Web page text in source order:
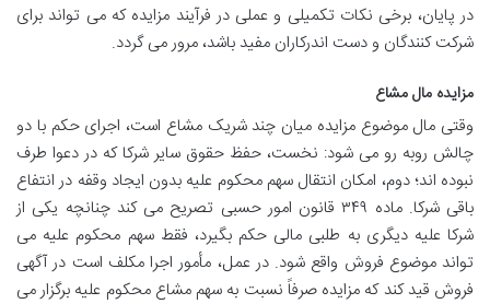
در پایان، برخی نکات تکمیلی و عملی در فرآیند مزایده که می تواند برای
شرکت کنندگان و دست اندرکاران مفید باشد، مرور می گردد.
مزایده مال مشاع
وقتی مال موضوع مزایده میان چند شریک مشاع است، اجرای حکم با دو
چالش روبه رو می شود: نخست، حفظ حقوق سایر شرکا که در دعوا طرف
نبوده اند؛ دوم، امکان انتقال سهم محکوم علیه بدون ایجاد وقفه در انتفاع
باقی شرکا. ماده ۳۴۹ قانون امور حسبی تصریح می کند چنانچه یکی از
شرکا علیه دیگری به طلبی مالی حکم بگیرد، فقط سهم محکوم علیه می
تواند موضوع فروش واقع شود. در عمل، مأمور اجرا مکلف است در آگهی
فروش قید کند که مزایده صرفاً نسبت به سهم مشاع محکوم علیه برگزار می